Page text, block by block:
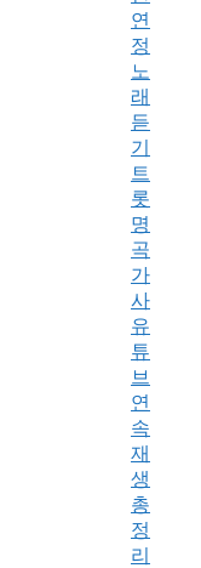
연
정
노
래
듣
기
트
롯
명
곡
가
사
유
튜
브
연
속
재
생
총
정
리